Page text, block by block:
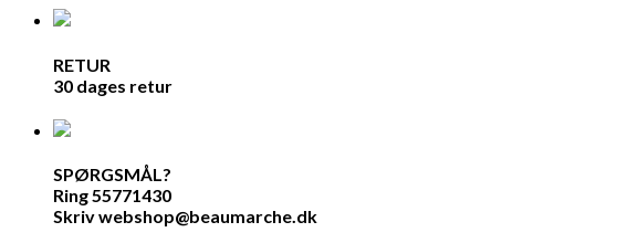
RETUR
30 dages retur
SPØRGSMÅL?
Ring 55771430
Skriv webshop@beaumarche.dk